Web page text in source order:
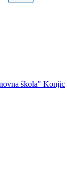
škola" Konjic